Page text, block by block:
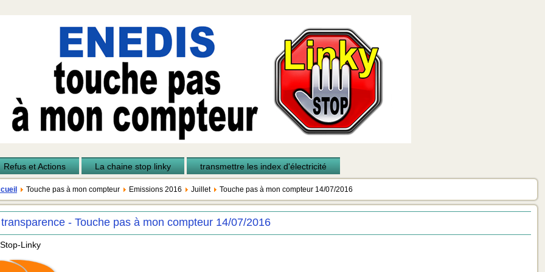
Refus et Actions La chaine stop linky transmettre les index d'électricité
Touche pas à mon compteur Emissions 2016 Juillet Touche pas à mon compteur 14/07/2016
- Touche pas à mon compteur 14/07/2016
Linky